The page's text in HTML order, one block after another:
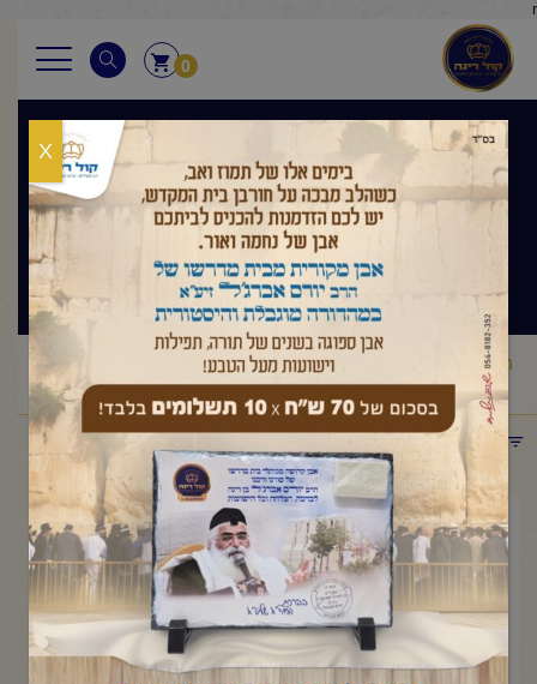
r
0
הלכה ואגדה
שיעור ערב
ראשי הלכה ואגדה שיעור ערב
החיד"א-שיעור
ערב בהלכה ואגדה אור ל-ח' תמוז תשפ"ו
תפריט קטגוריות
החיד"א-שיעור ערב בהלכה ואגדה
אור ל-ח' תמוז תשפ"ו
יולי 7, 2026
X